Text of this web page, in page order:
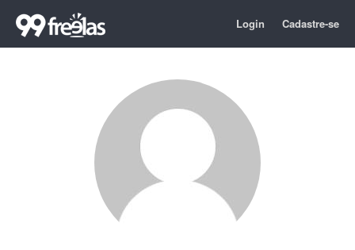
Login Cadastre-se